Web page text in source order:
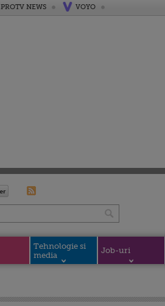
PROTV NEWS VOYO
Tehnologie si
media
Job-uri